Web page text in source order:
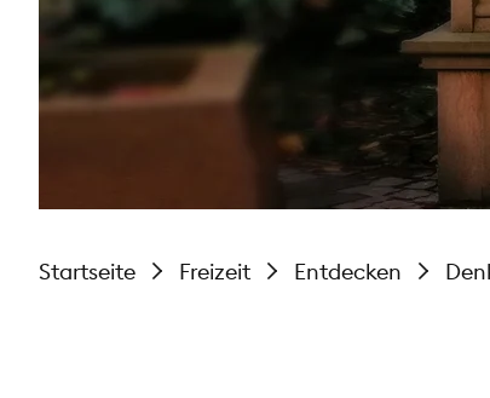
Startseite Freizeit Entdecken